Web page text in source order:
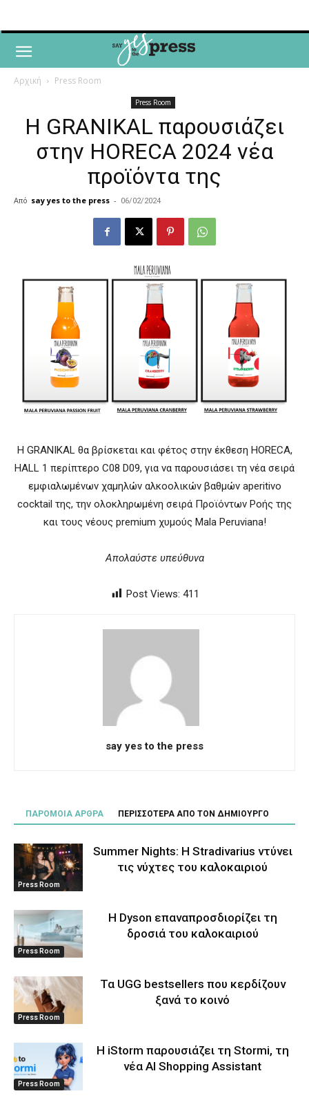
Αρχική Press Room
Press Room
Η GRANIKAL παρουσιάζει
στην HORECA 2024 νέα
προϊόντα της
Από say yes to the press - 06/02/2024
Η GRANIKAL θα βρίσκεται και φέτος στην έκθεση HORECA,
HALL 1 περίπτερο C08 D09, για να παρουσιάσει τη νέα σειρά
εμφιαλωμένων χαμηλών αλκοολικών βαθμών aperitivo
cocktail της, την ολοκληρωμένη σειρά Προϊόντων Ροής της
και τους νέους premium χυμούς Mala Peruviana!
Απολαύστε υπεύθυνα
Post Views: 411
say yes to the press
ΠΑΡΟΜΟΙΑ ΑΡΘΡΑ ΠΕΡΙΣΣΟΤΕΡΑ ΑΠΟ ΤΟΝ ΔΗΜΙΟΥΡΓΟ
Press Room
Summer Nights: Η Stradivarius ντύνει
τις νύχτες του καλοκαιριού
Press Room
Η Dyson επαναπροσδιορίζει τη
δροσιά του καλοκαιριού
Press Room
Τα UGG bestsellers που κερδίζουν
ξανά το κοινό
Press Room
Η iStorm παρουσιάζει τη Stormi, τη
νέα AI Shopping Assistant